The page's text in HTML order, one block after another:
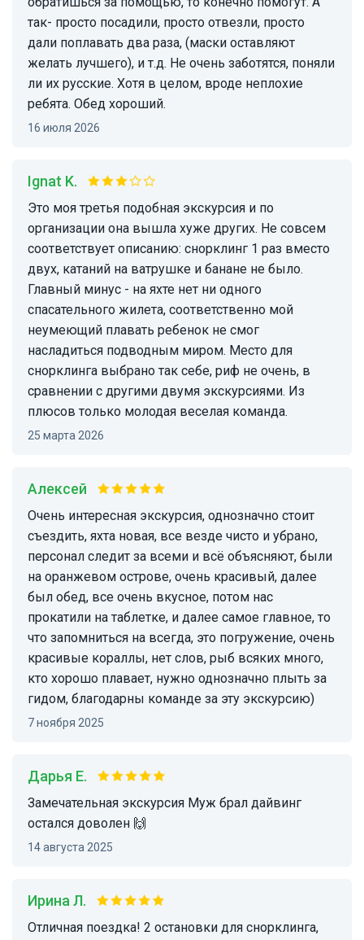
так- просто посадили, просто отвезли, просто
дали поплавать два раза, (маски оставляют
желать лучшего), и т.д. Не очень заботятся, поняли
ли их русские. Хотя в целом, вроде неплохие
ребята. Обед хороший.
16 июля 2026
Ignat K.
Это моя третья подобная экскурсия и по
организации она вышла хуже других. Не совсем
соответствует описанию: снорклинг 1 раз вместо
двух, катаний на ватрушке и банане не было.
Главный минус - на яхте нет ни одного
спасательного жилета, соответственно мой
неумеющий плавать ребенок не смог
насладиться подводным миром. Место для
снорклинга выбрано так себе, риф не очень, в
сравнении с другими двумя экскурсиями. Из
плюсов только молодая веселая команда.
25 марта 2026
Алексей
Очень интересная экскурсия, однозначно стоит
съездить, яхта новая, все везде чисто и убрано,
персонал следит за всеми и всё объясняют, были
на оранжевом острове, очень красивый, далее
был обед, все очень вкусное, потом нас
прокатили на таблетке, и далее самое главное, то
что запомниться на всегда, это погружение, очень
красивые кораллы, нет слов, рыб всяких много,
кто хорошо плавает, нужно однозначно плыть за
гидом, благодарны команде за эту экскурсию)
7 ноября 2025
Дарья Е.
Замечательная экскурсия Муж брал дайвинг
остался доволен 🙌
14 августа 2025
Ирина Л.
Отличная поездка! 2 остановки для снорклинга,